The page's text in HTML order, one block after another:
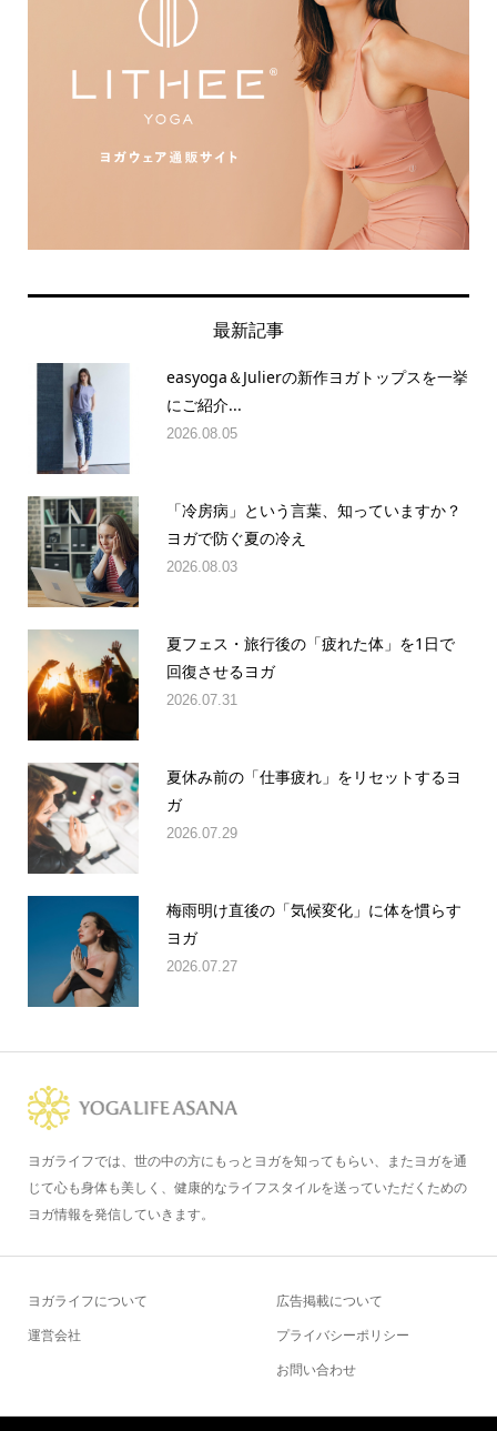
最新記事
easyoga＆Julierの新作ヨガトップスを一挙
にご紹介...
2026.08.05
「冷房病」という言葉、知っていますか？
ヨガで防ぐ夏の冷え
2026.08.03
夏フェス・旅行後の「疲れた体」を1日で
回復させるヨガ
2026.07.31
夏休み前の「仕事疲れ」をリセットするヨ
ガ
2026.07.29
梅雨明け直後の「気候変化」に体を慣らす
ヨガ
2026.07.27
ヨガライフでは、世の中の方にもっとヨガを知ってもらい、またヨガを通
じて心も身体も美しく、健康的なライフスタイルを送っていただくための
ヨガ情報を発信していきます。
ヨガライフについて
運営会社
広告掲載について
プライバシーポリシー
お問い合わせ